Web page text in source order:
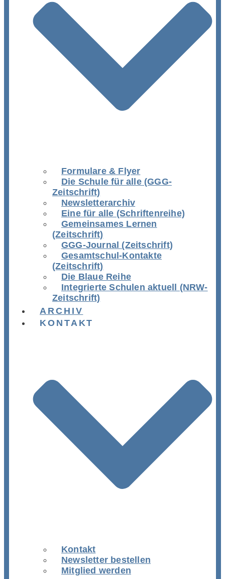
Formulare & Flyer
Die Schule für alle (GGG-
Zeitschrift)
Newsletterarchiv
Eine für alle (Schriftenreihe)
Gemeinsames Lernen
(Zeitschrift)
GGG-Journal (Zeitschrift)
Gesamtschul-Kontakte
(Zeitschrift)
Die Blaue Reihe
Integrierte Schulen aktuell (NRW-
Zeitschrift)
ARCHIV
KONTAKT
Kontakt
Newsletter bestellen
Mitglied werden